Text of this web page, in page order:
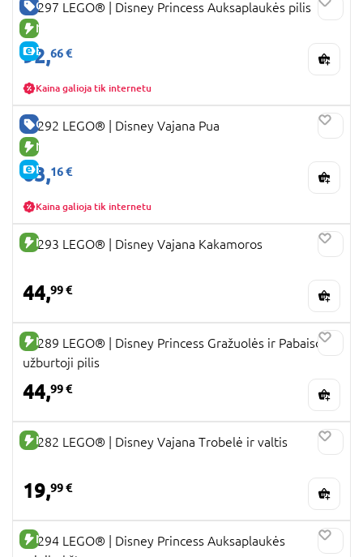
GERA KAINA
NAUJA PREKĖ
E-KAINA
43297 LEGO® ǀ Disney Princess Auksaplaukės pilis
92,66 €
Kaina galioja tik internetu
GERA KAINA
NAUJA PREKĖ
E-KAINA
43292 LEGO® | Disney Vajana Pua
63,16 €
Kaina galioja tik internetu
NAUJA PREKĖ
43293 LEGO® ǀ Disney Vajana Kakamoros
44,99 €
NAUJA PREKĖ
43289 LEGO® ǀ Disney Princess Gražuolės ir Pabaisos
užburtoji pilis
44,99 €
NAUJA PREKĖ
43282 LEGO® ǀ Disney Vajana Trobelė ir valtis
19,99 €
NAUJA PREKĖ
43294 LEGO® ǀ Disney Princess Auksaplaukės